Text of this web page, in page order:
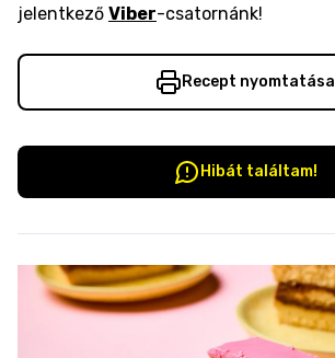
jelentkező Viber-csatornánk!
Recept nyomtatása
Hibát találtam!